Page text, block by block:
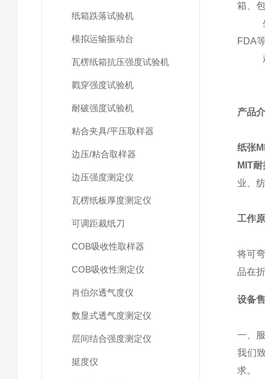
纸箱跌落试验机
模拟运输振动台
瓦楞纸箱抗压强度试验机
戳穿强度试验机
耐破强度试验机
粘合夹具/平压取样器
边压/粘合取样器
边压强度测定仪
瓦楞纸板厚度测定仪
可调距裁纸刀
COB吸收性取样器
COB吸收性测定仪
肖伯尔透气度仪
数显式透气度测定仪
层间结合强度测定仪
挺度仪
箱、
FDA
产品
纸张
MIT
业、
工作
将可
品在
设备
一、
我们
求。